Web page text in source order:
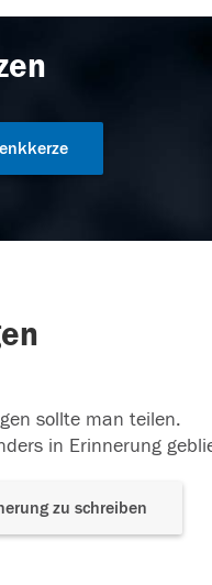
sollte man teilen.
in Erinnerung
zu schreiben